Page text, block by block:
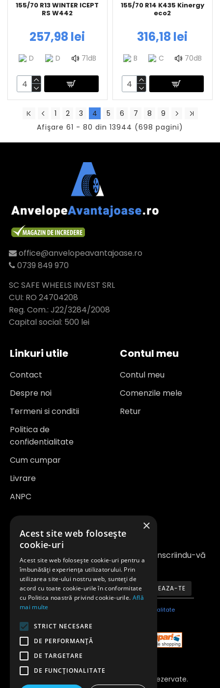
155/70 R13 WINTER ICEPT
RS W442
257,98 lei
D D 71dB
155/70 R14 K435 Kinergy
eco2
316,18 lei
B C 70dB
1 2 3 4 5 6 7 8
9
Afişare 61 - 80 din 13944 (698 pagini)
office@anvelopeavantajoase.ro
0739 849 970
SC SAFE WHEELS INVEST SRL
CUI: RO 24704208
Reg. Com.: J22/3284/2008
Capital social: 500 lei
Linkuri utile
Contact
Despre noi
Termeni si conditii
Politica de
confidentialitate
Cum cumpar
Livrare
ANPC
Contul meu
Contul meu
Comenzile mele
Retur
Newsletter
Fiți la curent cu noutățile și promoțiile înscriindu-vă
la newsletter-ul nostru
ABONEAZA-TE
Am citit şi sunt de acord cu Politica de confidentialitate
Copyright 2023 © Toate Drepturile Rezervate.
×
Acest site web folosește
cookie-uri
Acest site web folosește cookie-uri pentru a
îmbunătăți experiența utilizatorului. Prin
utilizarea site-ului nostru web, sunteți de
acord cu toate cookie-urile în conformitate
cu Politica noastră privind cookie-urile. Află
mai multe
STRICT NECESARE
DE PERFORMANȚĂ
DE TARGETARE
DE FUNCŢIONALITATE